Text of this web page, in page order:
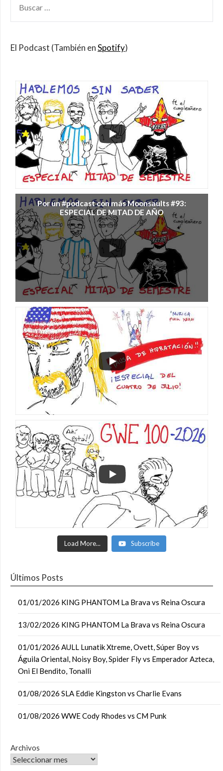
POR:
El Podcast (También enSpotify)
Por un #podcast con más Moonsaults #93:
ESPECIAL DE MITAD DE AÑO
Load More... Subscribe
Últimos Posts
01/01/2026 KING PHANTOM La Brava vs Reina Oscura
13/02/2026 KING PHANTOM La Brava vs Reina Oscura
01/01/2026 AULL Lunatik Xtreme, Ovett, Súper Boy vs
Águila Oriental, Noisy Boy, Spider Fly vs Emperador Azteca,
Oni El Bendito, Tonalli
01/08/2026 SLA Eddie Kingston vs Charlie Evans
01/08/2026 WWE Cody Rhodes vs CM Punk
Archivos